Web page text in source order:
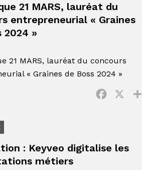
21 MARS, lauréat du
entrepreneurial « Graines
2024 »
21 MARS, lauréat du concours
« Graines de Boss 2024 »
Facebook
: Keyveo digitalise les
métiers